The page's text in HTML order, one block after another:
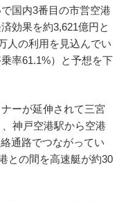
国内3番目の市営空港
効果を約3,621億円と
人の利用を見込んでい
率61.1%）と予想を下
ーが延伸されて三宮
神戸空港駅から空港
通路でつながってい
との間を高速艇が約30